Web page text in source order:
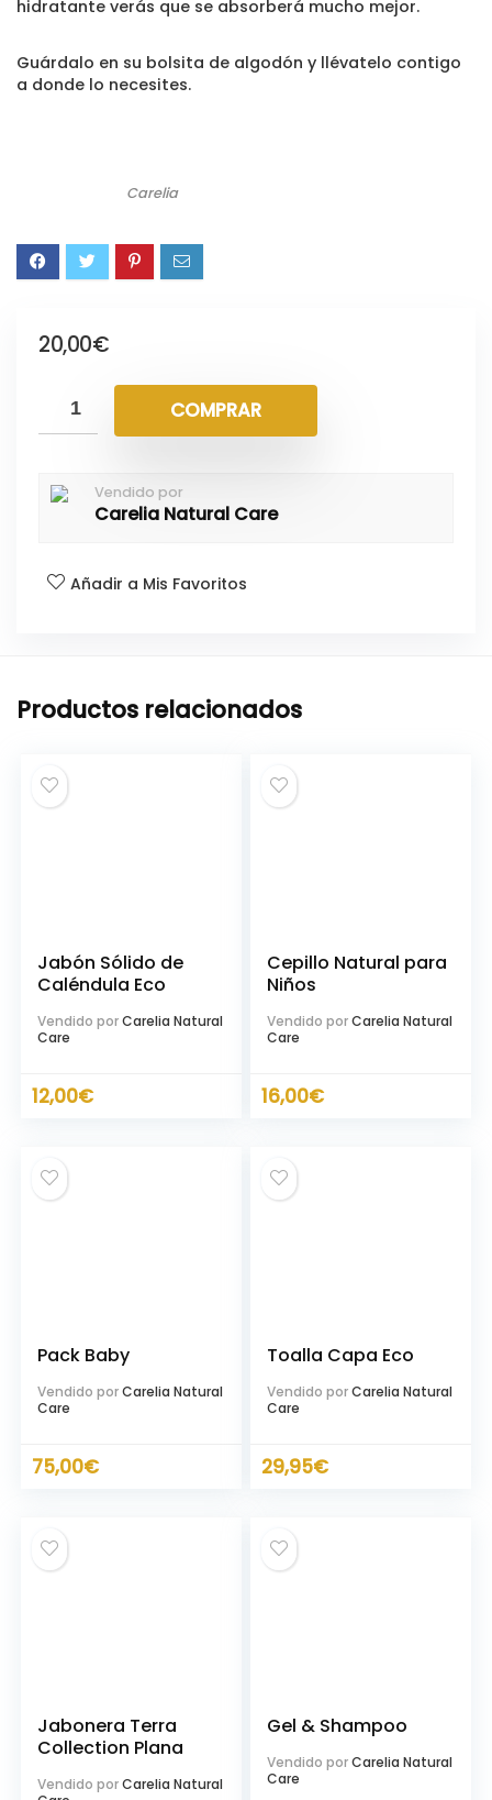
hidratante verás que se absorberá mucho mejor.
Guárdalo en su bolsita de algodón y llévatelo contigo
a donde lo necesites.
Carelia
20,00€
COMPRAR
Vendido por
Carelia Natural Care
Añadir a Mis Favoritos
Productos relacionados
Jabón Sólido de
Caléndula Eco
Vendido porCarelia Natural
Care
12,00€
Cepillo Natural para
Niños
Vendido porCarelia Natural
Care
16,00€
Pack Baby
Vendido porCarelia Natural
Care
75,00€
Toalla Capa Eco
Vendido porCarelia Natural
Care
29,95€
Jabonera Terra
Collection Plana
Vendido porCarelia Natural
Gel & Shampoo
Vendido porCarelia Natural
Care